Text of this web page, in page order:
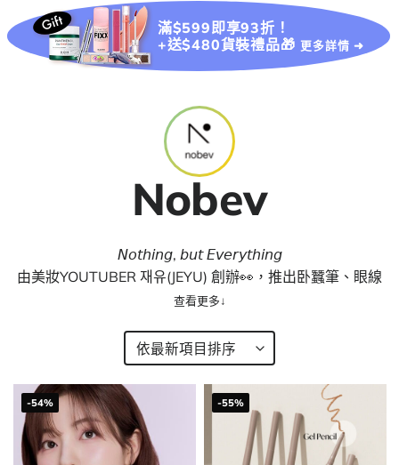
滿$599即享93折！
+送$480貨裝禮品🎁 更多詳情 ➜
Nobev
𝘕𝘰𝘵𝘩𝘪𝘯𝘨, 𝘣𝘶𝘵 𝘌𝘷𝘦𝘳𝘺𝘵𝘩𝘪𝘯𝘨
由美妝YOUTUBER 재유(JEYU) 創辦👀，推出卧蠶筆、眼線
筆、唇筆等，全部皆為雙頭設計，一筆多用搞掂全妝🖌️👌🏻​​
-54% -55%